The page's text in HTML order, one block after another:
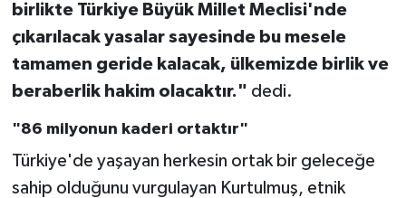
birlikte Türkiye Büyük Millet Meclisi'nde
çıkarılacak yasalar sayesinde bu mesele
tamamen geride kalacak, ülkemizde birlik ve
beraberlik hakim olacaktır." dedi.
"86 milyonun kaderi ortaktır"
Türkiye'de yaşayan herkesin ortak bir geleceğe
sahip olduğunu vurgulayan Kurtulmuş, etnik